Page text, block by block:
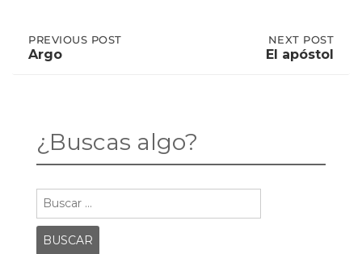
Post
PREVIOUS
POST:
ARGO
PREVIOUS POST
Argo
NEXT POST
El apóstol
¿Buscas algo?